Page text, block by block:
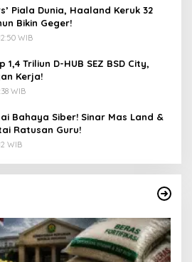
Piala Dunia, Haaland Keruk 32
Bikin Geger!
WIB
Triliun D-HUB SEZ BSD City,
Kerja!
WIB
Bahaya Siber! Sinar Mas Land &
Ratusan Guru!
WIB